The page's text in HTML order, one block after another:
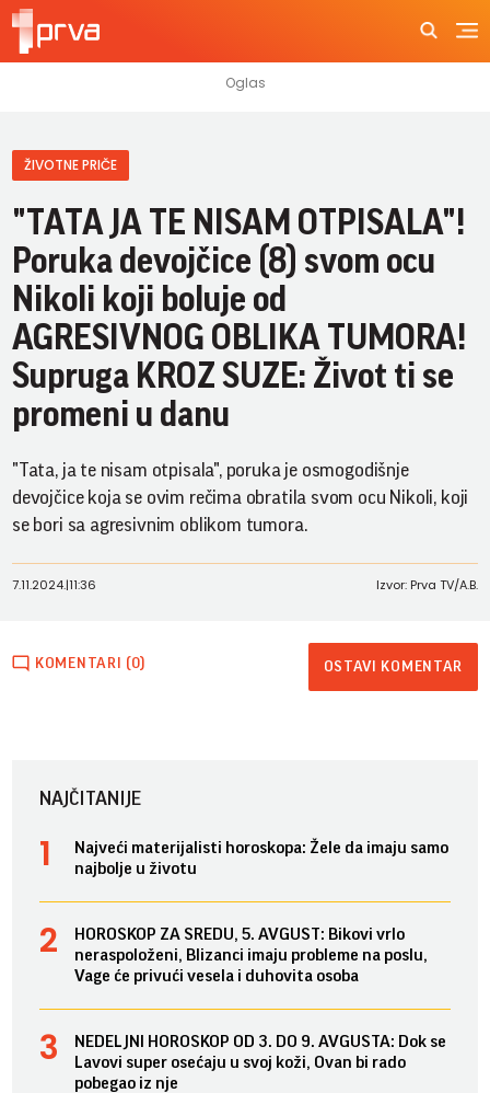
ŽIVOTNE PRIČE
"TATA JA TE NISAM OTPISALA"!
Poruka devojčice (8) svom ocu
Nikoli koji boluje od
AGRESIVNOG OBLIKA TUMORA!
Supruga KROZ SUZE: Život ti se
promeni u danu
"Tata, ja te nisam otpisala", poruka je osmogodišnje
devojčice koja se ovim rečima obratila svom ocu Nikoli, koji
se bori sa agresivnim oblikom tumora.
7.11.2024.|11:36 Izvor: Prva TV/A.B.
KOMENTARI (0) OSTAVI KOMENTAR
NAJČITANIJE
Najveći materijalisti horoskopa: Žele da imaju samo
najbolje u životu
HOROSKOP ZA SREDU, 5. AVGUST: Bikovi vrlo
neraspoloženi, Blizanci imaju probleme na poslu,
Vage će privući vesela i duhovita osoba
NEDELJNI HOROSKOP OD 3. DO 9. AVGUSTA: Dok se
Lavovi super osećaju u svoj koži, Ovan bi rado
pobegao iz nje